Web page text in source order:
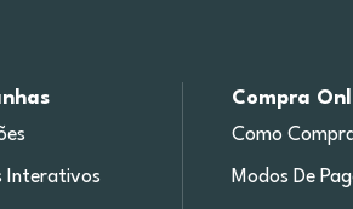
Interativos
Compra
Como
Modos De